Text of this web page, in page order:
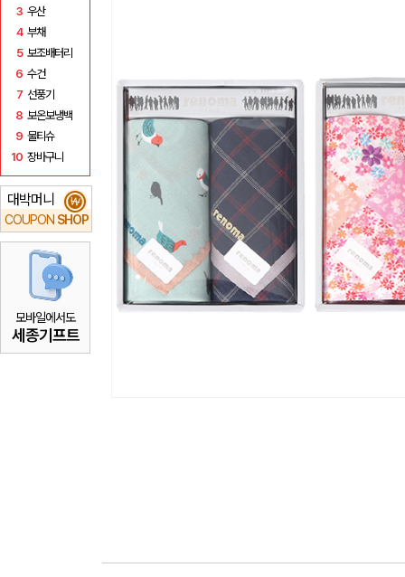
3 우산
4 부채
5 보조배터리
6 수건
7 선풍기
8 보온보냉백
9 물티슈
10 장바구니
대박머니
COUPON SHOP
₩
모바일에서도
세종기프트